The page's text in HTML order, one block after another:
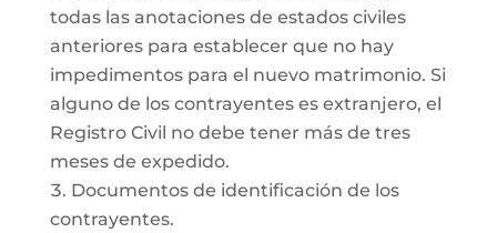
todas las anotaciones de estados civiles
anteriores para establecer que no hay
impedimentos para el nuevo matrimonio. Si
alguno de los contrayentes es extranjero, el
Registro Civil no debe tener más de tres
meses de expedido.
Documentos de identificación de los
contrayentes.